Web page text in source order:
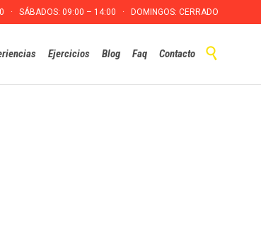
· SÁBADOS: 09:00 – 14:00 · DOMINGOS: CERRADO
to
Ejercicios Blog Faq Contacto 